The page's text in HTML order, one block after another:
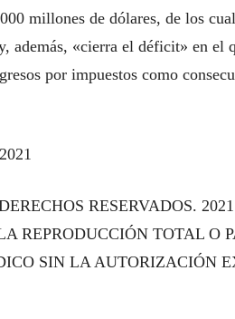
millones de dólares, de los
además, «cierra el déficit» en el
por impuestos como
RESERVADOS.
REPRODUCCIÓN TOTAL O
SIN LA AUTORIZACIÓN